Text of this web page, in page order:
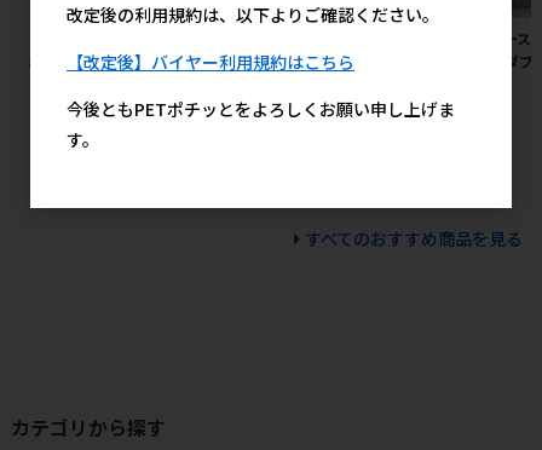
80g
観賞魚)］メダカ元気 プロバイ
ー直送となります。※発注単
［アー
の香ダブ
すべてのおすすめ商品を見る
カテゴリから探す
改定後の利用規約は、以下よりご確認ください。
【改定後】バイヤー利用規約はこちら
今後ともPETポチッとをよろしくお願い申し上げま
す。